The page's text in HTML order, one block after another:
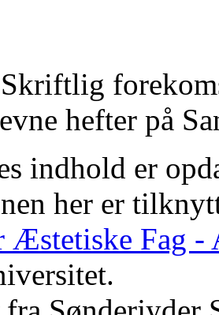
Skriftlig
hefter på
indhold er
her er
Æstetiske Fag -